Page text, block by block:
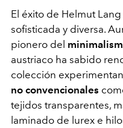
El éxito de Helmut
sofisticada y diversa.
pionero del
austriaco ha sabido
colección
no convencionales
tejidos transparentes,
laminado de lurex e